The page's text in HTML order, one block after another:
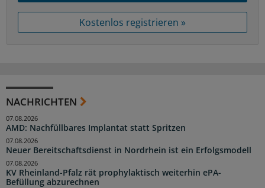
Kostenlos registrieren »
NACHRICHTEN
AMD: Nachfüllbares Implantat statt Spritzen
07.08.2026
Neuer Bereitschaftsdienst in Nordrhein ist ein Erfolgsmodell
07.08.2026
KV Rheinland-Pfalz rät prophylaktisch weiterhin ePA-
Befüllung abzurechnen
07.08.2026